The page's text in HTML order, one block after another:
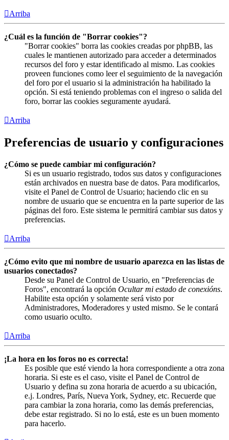
Arriba
¿Cuál es la función de "Borrar cookies"?
"Borrar cookies" borra las cookies creadas por phpBB, las
cuales le mantienen autorizado para acceder a determinados
recursos del foro y estar identificado al mismo. Las cookies
proveen funciones como leer el seguimiento de la navegación
del foro por el usuario si la administración ha habilitado la
opción. Si está teniendo problemas con el ingreso o salida del
foro, borrar las cookies seguramente ayudará.
Arriba
Preferencias de usuario y configuraciones
¿Cómo se puede cambiar mi configuración?
Si es un usuario registrado, todos sus datos y configuraciones
están archivados en nuestra base de datos. Para modificarlos,
visite el Panel de Control de Usuario; haciendo clic en su
nombre de usuario que se encuentra en la parte superior de las
páginas del foro. Este sistema le permitirá cambiar sus datos y
preferencias.
Arriba
¿Cómo evito que mi nombre de usuario aparezca en las listas de
usuarios conectados?
Desde su Panel de Control de Usuario, en "Preferencias de
Foros", encontrará la opción Ocultar mi estado de conexións.
Habilite esta opción y solamente será visto por
Administradores, Moderadores y usted mismo. Se le contará
como usuario oculto.
Arriba
¡La hora en los foros no es correcta!
Es posible que esté viendo la hora correspondiente a otra zona
horaria. Si este es el caso, visite el Panel de Control de
Usuario y defina su zona horaria de acuerdo a su ubicación,
e.j. Londres, París, Nueva York, Sydney, etc. Recuerde que
para cambiar la zona horaria, como las demás preferencias,
debe estar registrado. Si no lo está, este es un buen momento
para hacerlo.